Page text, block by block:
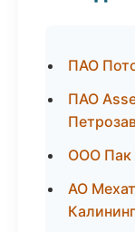
ПАО
ПАО
ООО Пак
АО